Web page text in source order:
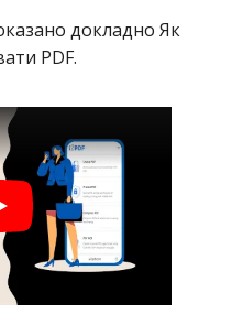
докладно Як
PDF.